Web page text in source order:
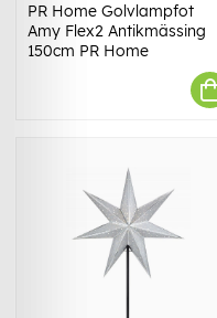
PR Home Golvlampfot
Amy Flex2 Antikmässing
150cm PR Home